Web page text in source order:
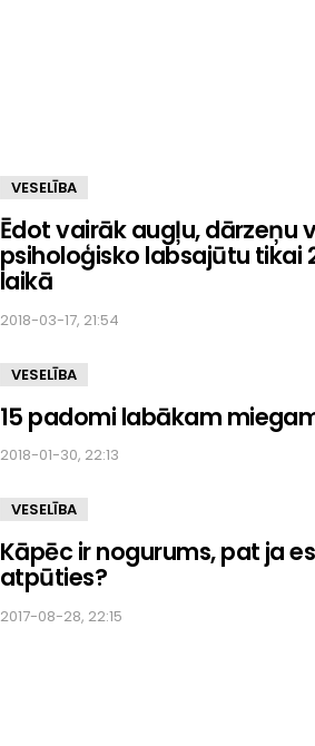
VESELĪBA
Ēdot vairāk augļu, dārzeņu
psiholoģisko labsajūtu tikai
laikā
2018-03-17, 21:54
VESELĪBA
15 padomi labākam
2018-01-30, 22:13
VESELĪBA
Kāpēc ir nogurums, pat ja
atpūties?
2017-08-28, 22:15